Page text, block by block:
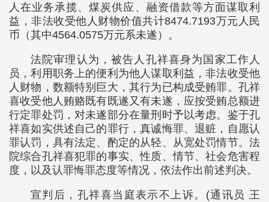
人在业务承揽、煤炭供应、融资借款等方面谋取利
益，非法收受他人财物价值共计8474.7193万元人民
币（其中4564.0575万元系未遂）。
法院审理认为，被告人孔祥喜身为国家工作人
员，利用职务上的便利为他人谋取利益，非法收受他
人财物，数额特别巨大，其行为已构成受贿罪。孔祥
喜收受他人贿赂既有既遂又有未遂，应按受贿总额进
行定罪处罚，对未遂部分在量刑时予以考虑。鉴于孔
祥喜如实供述自己的罪行，真诚悔罪、退赃，自愿认
罪认罚，具有法定、酌定的从轻、从宽处罚情节。法
院综合孔祥喜犯罪的事实、性质、情节、社会危害程
度，以及认罪悔罪态度等情况，依法作出前述判决。
宣判后，孔祥喜当庭表示不上诉。(通讯员 王